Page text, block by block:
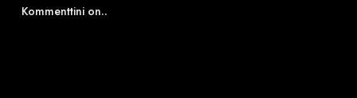
Kommenttini on..